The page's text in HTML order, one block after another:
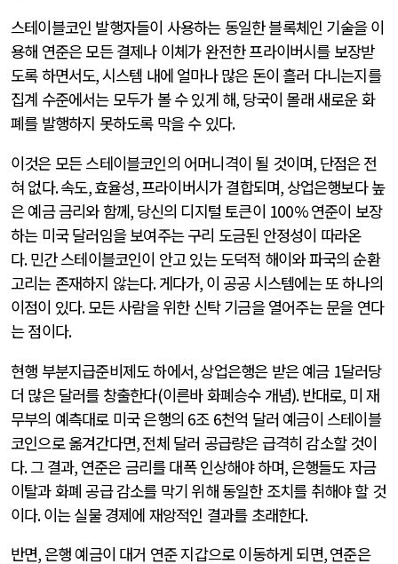
스테이블코인 발행자들이 사용하는 동일한 블록체인 기술을 이
용해 연준은 모든 결제나 이체가 완전한 프라이버시를 보장받
도록 하면서도,시스템 내에 얼마나 많은 돈이 흘러 다니는지를
집계 수준에서는 모두가 볼 수 있게 해, 당국이 몰래 새로운 화
폐를 발행하지 못하도록 막을 수 있다.
이것은 모든 스테이블코인의 어머니격이 될 것이며, 단점은 전
혀 없다.속도,효율성,프라이버시가 결합되며, 상업은행보다 높
은 예금 금리와 함께, 당신의 디지털 토큰이 100%연준이 보장
하는 미국 달러임을 보여주는 구리 도금된 안정성이 따라온
다.민간 스테이블코인이 안고 있는 도덕적 해이와 파국의 순환
고리는 존재하지 않는다.게다가, 이 공공 시스템에는 또 하나의
이점이 있다.모든 사람을 위한 신탁 기금을 열어주는 문을 연다
는 점이다.
현행 부분지급준비제도 하에서,상업은행은 받은 예금 1달러당
더 많은 달러를 창출한다(이른바 화폐승수 개념).반대로, 미 재
무부의 예측대로 미국 은행의 6조 6천억 달러 예금이 스테이블
코인으로 옮겨간다면,전체 달러 공급량은 급격히 감소할 것이
다.그 결과, 연준은 금리를 대폭 인상해야 하며,은행들도 자금
이탈과 화폐 공급 감소를 막기 위해 동일한 조치를 취해야 할 것
이다.이는 실물 경제에 재앙적인 결과를 초래한다.
반면,은행 예금이 대거 연준 지갑으로 이동하게 되면,연준은